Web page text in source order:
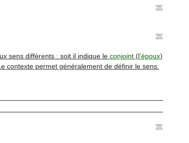
sens différents : soit il indique le conjoint(l’époux)
contexte permet généralement de définir le sens.